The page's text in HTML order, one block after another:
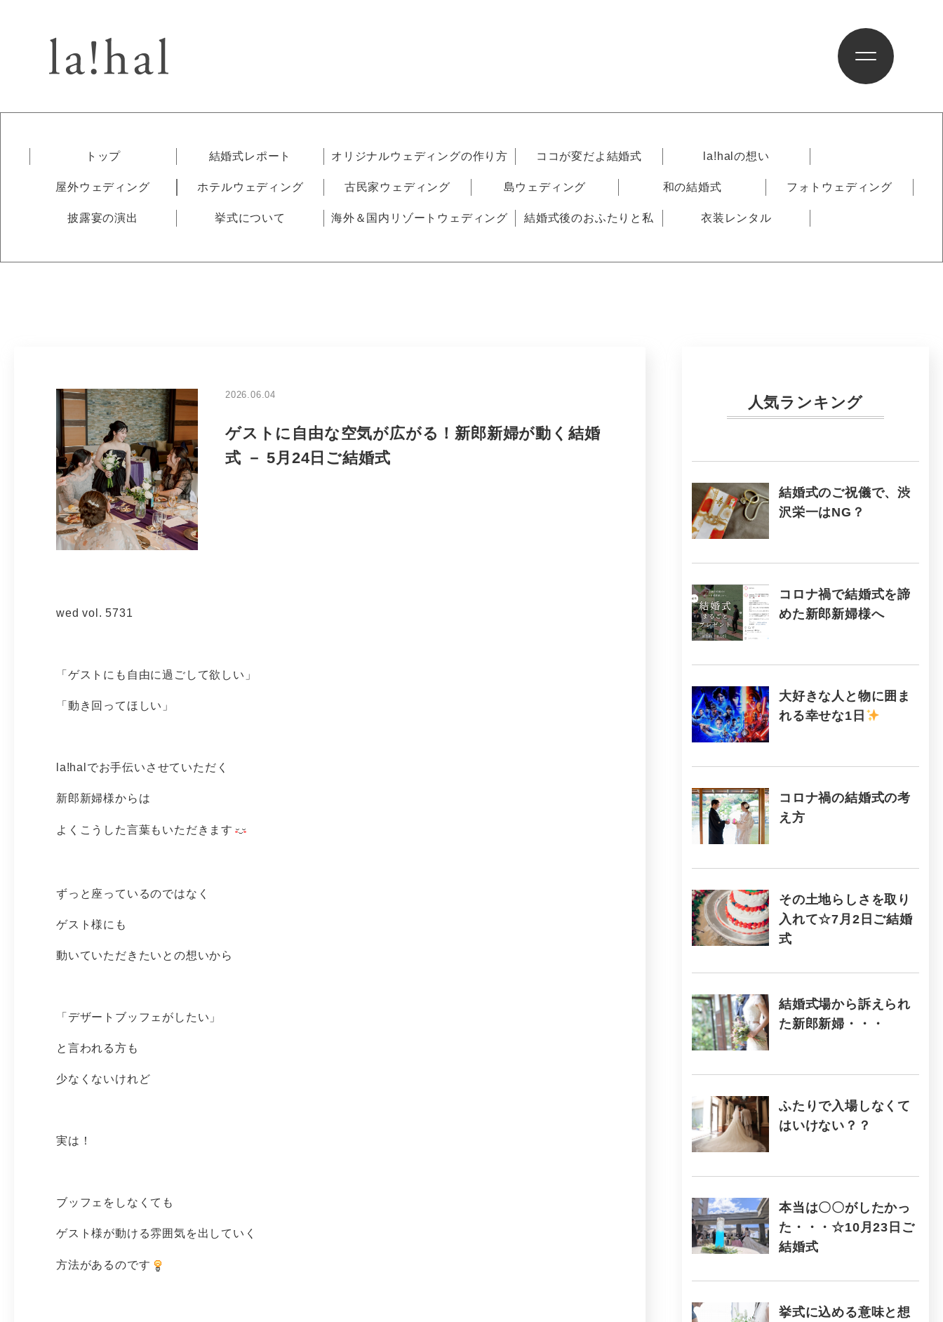
トップ 結婚式レポート オリジナルウェディングの作り方 ココが変だよ結婚式 la!halの想い
屋外ウェディング ホテルウェディング 古民家ウェディング 島ウェディング 和の結婚式 フォトウェディング
披露宴の演出 挙式について 海外＆国内リゾートウェディング 結婚式後のおふたりと私 衣装レンタル
2026.06.04
ゲストに自由な空気が広がる！新郎新婦が動く結婚
式 － 5月24日ご結婚式
wed vol. 5731
「ゲストにも自由に過ごして欲しい」
「動き回ってほしい」
la!halでお手伝いさせていただく
新郎新婦様からは
よくこうした言葉もいただきます
ずっと座っているのではなく
ゲスト様にも
動いていただきたいとの想いから
「デザートブッフェがしたい」
と言われる方も
少なくないけれど
実は！
ブッフェをしなくても
ゲスト様が動ける雰囲気を出していく
方法があるのです
人気ランキング
結婚式のご祝儀で、渋
沢栄一はNG？
コロナ禍で結婚式を諦
めた新郎新婦様へ
大好きな人と物に囲ま
れる幸せな1日
コロナ禍の結婚式の考
え方
その土地らしさを取り
入れて☆7月2日ご結婚
式
結婚式場から訴えられ
た新郎新婦・・・
ふたりで入場しなくて
はいけない？？
本当は〇〇がしたかっ
た・・・☆10月23日ご
結婚式
挙式に込める意味と想